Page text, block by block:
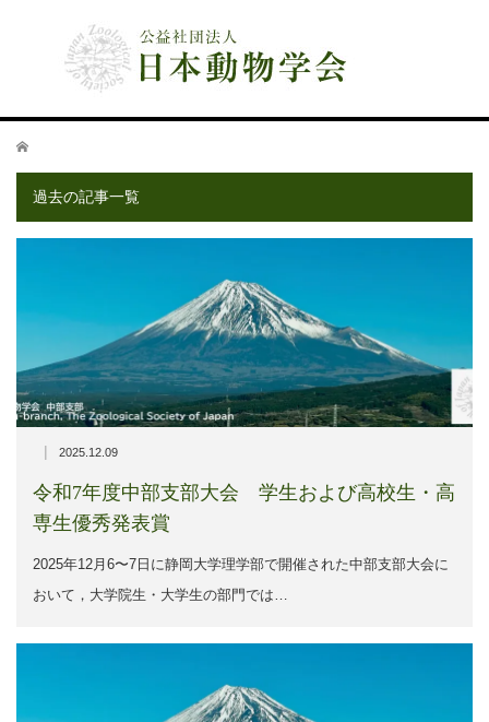
ホーム
過去の記事一覧
| 2025.12.09
令和7年度中部支部大会 学生および高校生・高
専生優秀発表賞
2025年12月6〜7日に静岡大学理学部で開催された中部支部大会に
おいて，大学院生・大学生の部門では…